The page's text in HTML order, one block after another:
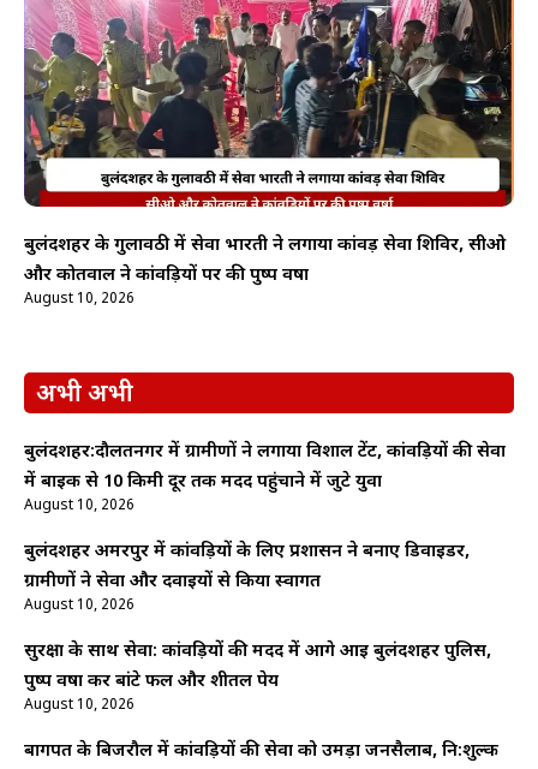
बुलंदशहर के गुलावठी में सेवा भारती ने लगाया कांवड़ सेवा शिविर, सीओ
और कोतवाल ने कांवड़ियों पर की पुष्प वर्षा
August 10, 2026
अभी अभी
बुलंदशहर:दौलतनगर में ग्रामीणों ने लगाया विशाल टेंट, कांवड़ियों की सेवा
में बाइक से 10 किमी दूर तक मदद पहुंचाने में जुटे युवा
August 10, 2026
बुलंदशहर अमरपुर में कांवड़ियों के लिए प्रशासन ने बनाए डिवाइडर,
ग्रामीणों ने सेवा और दवाइयों से किया स्वागत
August 10, 2026
सुरक्षा के साथ सेवा: कांवड़ियों की मदद में आगे आई बुलंदशहर पुलिस,
पुष्प वर्षा कर बांटे फल और शीतल पेय
August 10, 2026
बागपत के बिजरौल में कांवड़ियों की सेवा को उमड़ा जनसैलाब, नि:शुल्क